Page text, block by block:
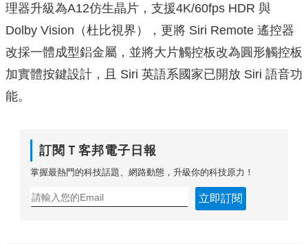
理器升級為A12仿生晶片，支援4K/60fps HDR 與
Dolby Vision（杜比視界），更將 Siri Remote 遙控器
改採一體成型鋁金屬，並將大片觸控板改為圓形觸控板
加實體按鍵設計，且 Siri 英語系國家已開放 Siri 語音功
能。
訂閱Ｔ客邦電子日報
掌握最熱門的科技話題、網路動態，升級你的科技原力！
立即訂閱